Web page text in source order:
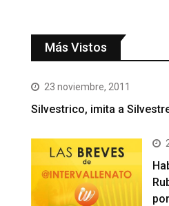
Más Vistos
23 noviembre, 2011
Silvestrico, imita a